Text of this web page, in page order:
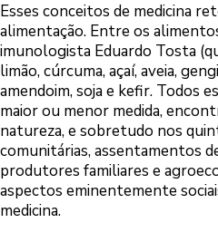
Esses conceitos de medicina
alimentação. Entre os
imunologista Eduardo Tosta
limão, cúrcuma, açaí, aveia,
amendoim, soja e kefir. Todos
maior ou menor medida,
natureza, e sobretudo nos
comunitárias, assentamentos
produtores familiares e
aspectos eminentemente
medicina.